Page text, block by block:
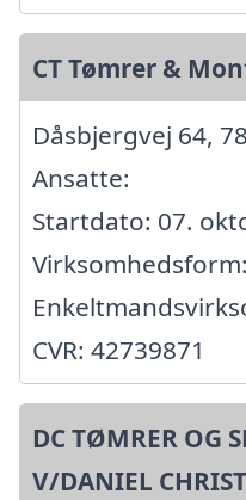
CT Tømrer &
Dåsbjergvej 64,
Ansatte:
Startdato: 07.
Virksomhedsform:
CVR: 42739871
DC TØMRER OG
V/DANIEL